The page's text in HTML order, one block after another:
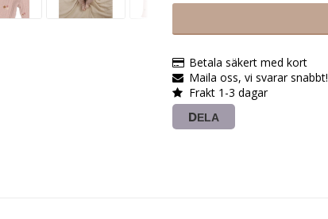
Betala säkert med kort
Maila oss, vi svarar snabbt!
Frakt 1-3 dagar
DELA